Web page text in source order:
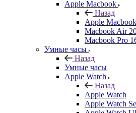
Apple Macbook
Назад
Apple Macbook
Macbook Air
Macbook Pro
Умные часы
Назад
Умные часы
Apple Watch
Назад
Apple Watch
Apple Watch